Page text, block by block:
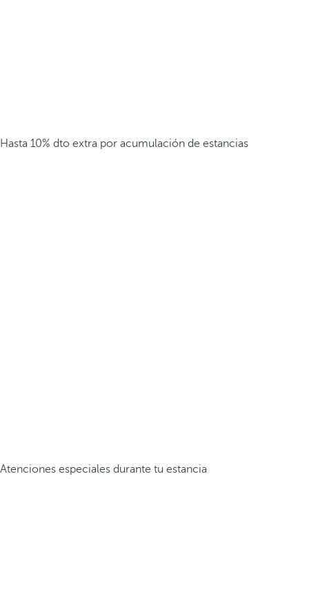
Hasta 10% dto extra por acumulación de estancias
Atenciones especiales durante tu estancia